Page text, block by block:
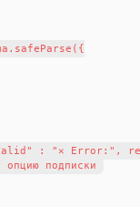
: "✕ Error:",